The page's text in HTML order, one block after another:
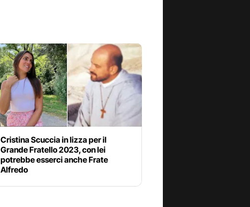
Cristina Scuccia in lizza per il
Grande Fratello 2023, con lei
potrebbe esserci anche Frate
Alfredo